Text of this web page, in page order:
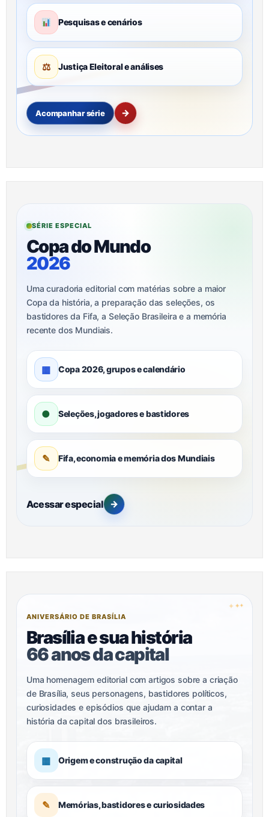
Pesquisas e cenários
⚖ Justiça Eleitoral e análises
Acompanhar série →
SÉRIE ESPECIAL
Copa do Mundo
2026
Uma curadoria editorial com matérias sobre a maior
Copa da história, a preparação das seleções, os
bastidores da Fifa, a Seleção Brasileira e a memória
recente dos Mundiais.
▦ Copa 2026, grupos e calendário
● Seleções, jogadores e bastidores
✎ Fifa, economia e memória dos Mundiais
Acessar especial →
✦ ✦✦
ANIVERSÁRIO DE BRASÍLIA
Brasília e sua história
66 anos da capital
Uma homenagem editorial com artigos sobre a criação
de Brasília, seus personagens, bastidores políticos,
curiosidades e episódios que ajudam a contar a
história da capital dos brasileiros.
▦ Origem e construção da capital
✎ Memórias, bastidores e curiosidades